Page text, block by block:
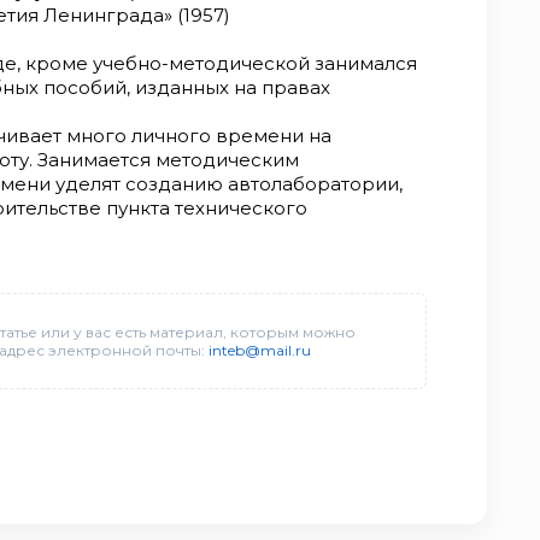
Ленинграда» (1957)
кроме учебно-методической занимался
пособий, изданных на правах
много личного времени на
Занимается методическим
уделят созданию автолаборатории,
пункта технического
или у вас есть материал, которым можно
электронной почты: inteb@mail.ru